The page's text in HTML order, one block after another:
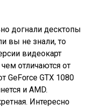
догнали десктопы
вы не знали, то
видеокарт
отличаются от
GeForce GTX 1080
и AMD.
Интересно